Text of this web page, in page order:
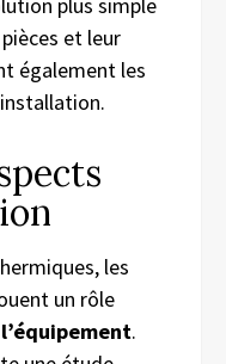
et leur
également les
les
un rôle
.